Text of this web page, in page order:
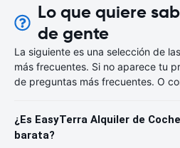
Lo que quiere
de gente
La siguiente es una selección de
más frecuentes. Si no aparece tu
de preguntas más frecuentes. O
¿Es EasyTerra Alquiler de
barata?